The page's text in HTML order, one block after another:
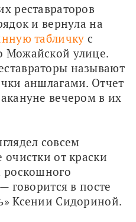
реставраторов
и вернула на
табличку с
улице.
называют
аншлагами. Отчет
вечером в их
совсем
от краски
роскошного
говорится в посте
Ксении Сидориной.